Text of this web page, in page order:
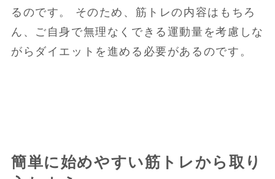
るのです。 そのため、筋トレの内容はもちろ
ん、ご自身で無理なくできる運動量を考慮しな
がらダイエットを進める必要があるのです。
簡単に始めやすい筋トレから取り